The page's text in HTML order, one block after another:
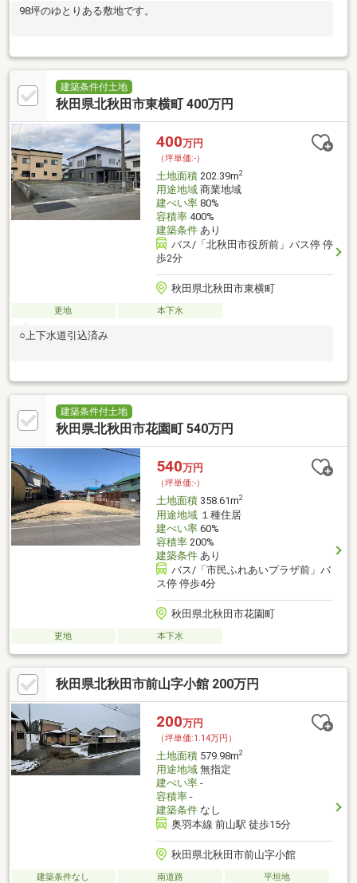
98坪のゆとりある敷地です。
建築条件付土地
秋田県北秋田市東横町 400万円
400万円
（坪単価:-）
土地面積202.39m2
用途地域商業地域
建ぺい率80%
容積率400%
建築条件あり
バス/「北秋田市役所前」バス停 停
歩2分
秋田県北秋田市東横町
更地 本下水
○上下水道引込済み
建築条件付土地
秋田県北秋田市花園町 540万円
540万円
（坪単価:-）
土地面積358.61m2
用途地域１種住居
建ぺい率60%
容積率200%
建築条件あり
バス/「市民ふれあいプラザ前」バ
ス停 停歩4分
秋田県北秋田市花園町
更地 本下水
秋田県北秋田市前山字小館 200万円
200万円
（坪単価:1.14万円）
土地面積579.98m2
用途地域無指定
建ぺい率-
容積率-
建築条件なし
奥羽本線 前山駅 徒歩15分
秋田県北秋田市前山字小館
建築条件なし 南道路 平坦地